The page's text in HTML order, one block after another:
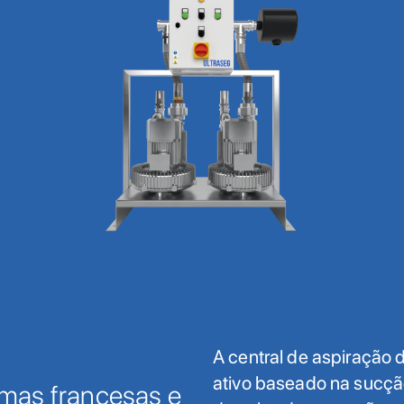
francesas e
A central de aspiração
ativo baseado na